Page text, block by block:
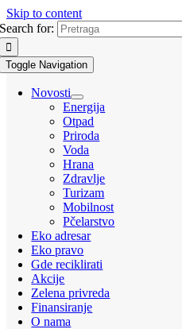
Skip to content
Search for:
Toggle Navigation
Novosti
Energija
Otpad
Priroda
Voda
Hrana
Zdravlje
Turizam
Mobilnost
Pčelarstvo
Eko adresar
Eko pravo
Gde reciklirati
Akcije
Zelena privreda
Finansiranje
O nama